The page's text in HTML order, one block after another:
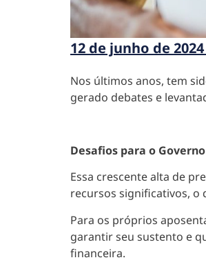
12 de junho de
Nos últimos anos, tem
gerado debates e
Desafios para o
Essa crescente alta de
recursos significativos,
Para os próprios
garantir seu sustento e
financeira.